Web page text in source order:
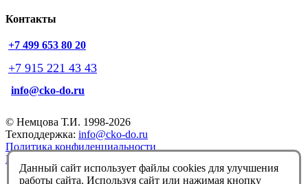
Контакты
+7 499 653 80 20
+7 915 221 43 43
info@cko-do.ru
© Немцова Т.И. 1998-2026
Техподдержка: info@cko-do.ru
Политика конфиденциальности
Политика обработки файлов cookies
Данный сайт использует файлы cookies для улучшения
работы сайта. Используя сайт или нажимая кнопку